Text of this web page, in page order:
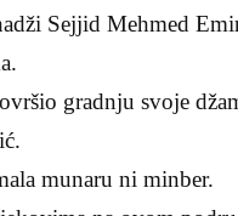
Sejjid Mehmed
gradnju svoje
munaru ni minber.